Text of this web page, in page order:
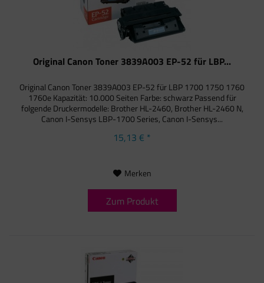
Original Canon Toner 3839A003 EP-52 für LBP...
Original Canon Toner 3839A003 EP-52 für LBP 1700 1750 1760
1760e Kapazität: 10.000 Seiten Farbe: schwarz Passend für
folgende Druckermodelle: Brother HL-2460, Brother HL-2460 N,
Canon I-Sensys LBP-1700 Series, Canon I-Sensys...
15,13 € *
Merken
Zum Produkt